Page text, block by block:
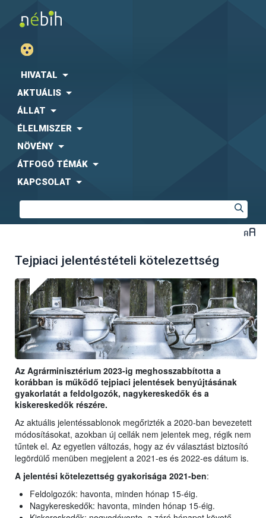
HIVATAL
AKTUÁLIS
ÁLLAT
ÉLELMISZER
NÖVÉNY
ÁTFOGÓ TÉMÁK
KAPCSOLAT
Tejpiaci jelentéstételi kötelezettség
Az Agrárminisztérium 2023-ig meghosszabbította a
korábban is működő tejpiaci jelentések benyújtásának
gyakorlatát a feldolgozók, nagykereskedők és a
kiskereskedők részére.
Az aktuális jelentéssablonok megőrizték a 2020-ban bevezetett
módosításokat, azokban új cellák nem jelentek meg, régik nem
tűntek el. Az egyetlen változás, hogy az év választást biztosító
legördülő menüben megjelent a 2021-es és 2022-es dátum is.
A jelentési kötelezettség gyakorisága 2021-ben:
Feldolgozók: havonta, minden hónap 15-éig.
Nagykereskedők: havonta, minden hónap 15-éig.